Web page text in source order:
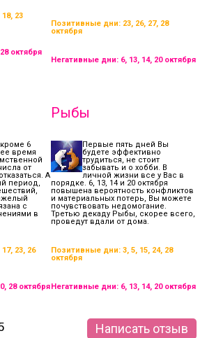
23
октября
Позитивные дни: 23, 26, 27, 28
октября
Негативные дни: 6, 13, 14, 20 октября
6
время
от
А
период,
с
в
23, 26
28 октября
Рыбы
Первые пять дней Вы
будете эффективно
трудиться, не стоит
забывать и о хобби. В
личной жизни все у Вас в
порядке. 6, 13, 14 и 20 октября
повышена вероятность конфликтов
и материальных потерь, Вы можете
почувствовать недомогание.
Третью декаду Рыбы, скорее всего,
проведут вдали от дома.
Позитивные дни: 3, 5, 15, 24, 28
октября
Негативные дни: 6, 13, 14, 20 октября
Написать отзыв